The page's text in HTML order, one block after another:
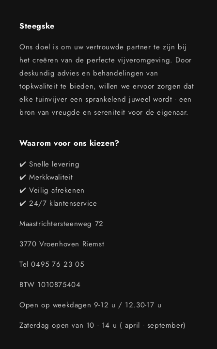
Steegske
Ons doel is om uw vertrouwde partner te zijn bij
het creëren van de perfecte vijveromgeving. Door
deskundig advies en behandelingen van
topkwaliteit te bieden, willen we ervoor zorgen dat
elke tuinvijver een sprankelend juweel wordt - een
bron van vreugde en sereniteit voor de eigenaar.
Waarom voor ons kiezen?
✔️ Snelle levering
✔️ Merkkwaliteit
✔️ Veilig afrekenen
✔️ 24/7 klantenservice
Maastrichtersteenweg 72
3770 Vroenhoven Riemst
Tel 0495 76 23 05
BTW 1010875404
Open op weekdagen 9-12 u / 12.30-17 u
Zaterdag open van 10 - 14 u ( april - september)